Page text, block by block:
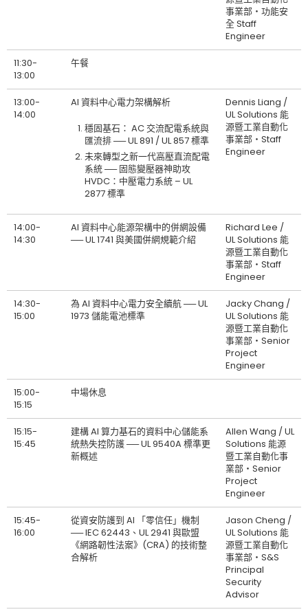
事業部‧功能安
全 Staff
Engineer
11:30-
13:00
午餐
13:00-
14:00
AI 資料中心電力架構解析
穩固基石： AC 交流配電系統與
匯流排 ── UL 891 / UL 857 標準
未來轉型之新一代高壓直流配電
系統 ── 固態變壓器神助攻
HVDC：中壓電力系統 – UL
2877 標準
Dennis Liang /
UL Solutions 能
源暨工業自動化
事業部‧Staff
Engineer
14:00-
14:30
AI 資料中心能源架構中的併網設備
── UL 1741 與美國併網規範介紹
Richard Lee /
UL Solutions 能
源暨工業自動化
事業部‧Staff
Engineer
14:30-
15:00
為 AI 資料中心電力安全續航 ── UL
1973 儲能電池標準
Jacky Chang /
UL Solutions 能
源暨工業自動化
事業部‧Senior
Project
Engineer
15:00-
15:15
中場休息
15:15-
15:45
建構 AI 算力基石的資料中心儲能系
統熱失控防護 ── UL 9540A 標準更
新概述
Allen Wang / UL
Solutions 能源
暨工業自動化事
業部‧Senior
Project
Engineer
15:45-
16:00
從資安防護到 AI 「零信任」機制
── IEC 62443、UL 2941 與歐盟
《網路韌性法案》(CRA) 的技術整
合解析
Jason Cheng /
UL Solutions 能
源暨工業自動化
事業部‧S&S
Principal
Security
Advisor